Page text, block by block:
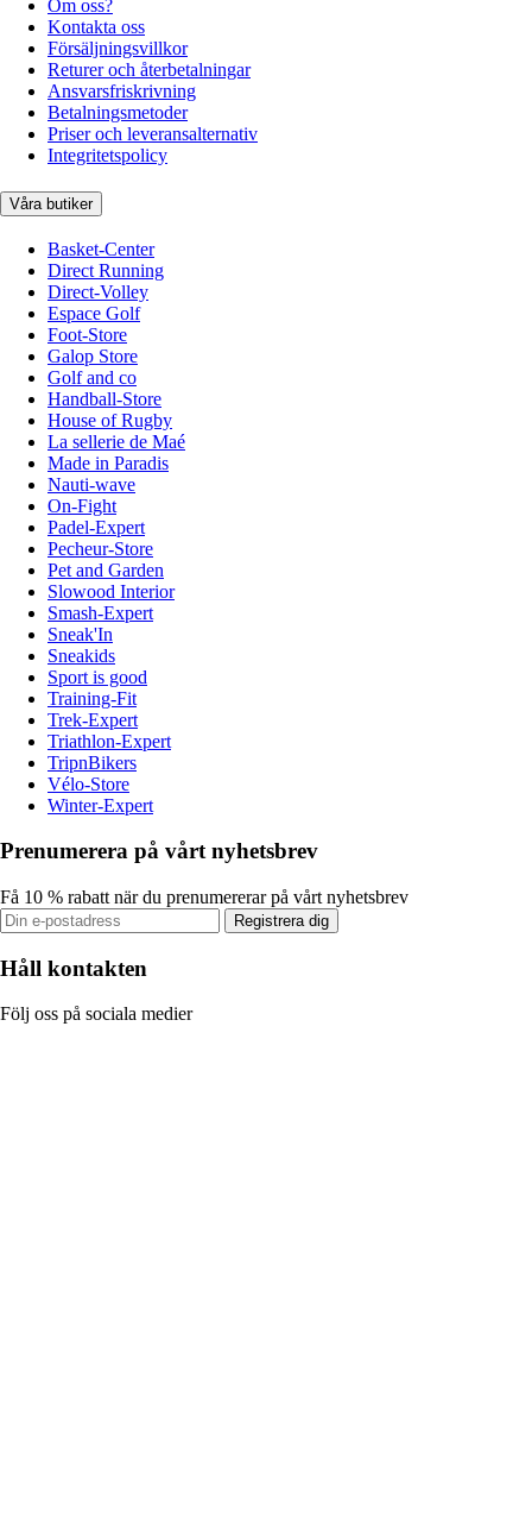
Om oss?
Kontakta oss
Försäljningsvillkor
Returer och återbetalningar
Ansvarsfriskrivning
Betalningsmetoder
Priser och leveransalternativ
Integritetspolicy
Våra butiker
Basket-Center
Direct Running
Direct-Volley
Espace Golf
Foot-Store
Galop Store
Golf and co
Handball-Store
House of Rugby
La sellerie de Maé
Made in Paradis
Nauti-wave
On-Fight
Padel-Expert
Pecheur-Store
Pet and Garden
Slowood Interior
Smash-Expert
Sneak'In
Sneakids
Sport is good
Training-Fit
Trek-Expert
Triathlon-Expert
TripnBikers
Vélo-Store
Winter-Expert
Prenumerera på vårt nyhetsbrev
Få 10 % rabatt när du prenumererar på vårt nyhetsbrev
Registrera dig
Håll kontakten
Följ oss på sociala medier